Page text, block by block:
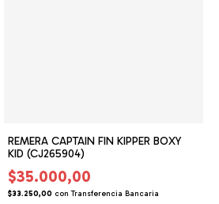
REMERA CAPTAIN FIN KIPPER BOXY
KID (CJ265904)
$35.000,00
$33.250,00 con Transferencia Bancaria